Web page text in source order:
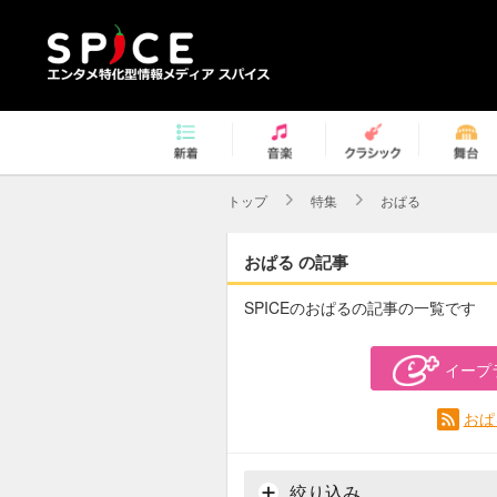
トップ 特集 おぱる
おぱる の記事
SPICEのおぱるの記事の一覧です
イープ
お